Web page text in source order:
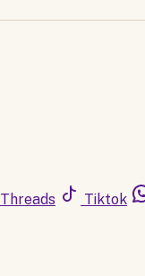
Threads Tiktok